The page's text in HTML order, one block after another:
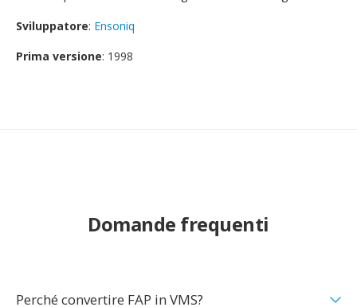
Sviluppatore: Ensoniq
Prima versione: 1998
Domande frequenti
Perché convertire FAP in VMS?